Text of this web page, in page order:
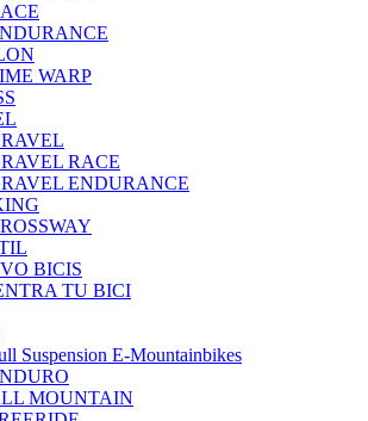
WARP
RACE
ENDURANCE
BICIS
TU BICI
Suspension E-Mountainbikes
MOUNTAIN